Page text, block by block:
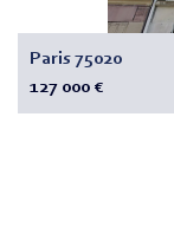
Paris 75020
127 000 €